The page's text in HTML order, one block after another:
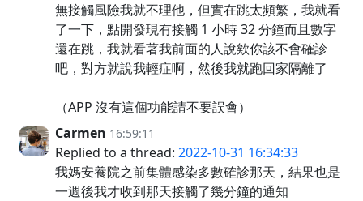
無接觸風險我就不理他，但實在跳太頻繁，我就看
了一下，點開發現有接觸 1 小時 32 分鐘而且數字
還在跳，我就看著我前面的人說欸你該不會確診
吧，對方就說我輕症啊，然後我就跑回家隔離了
（APP 沒有這個功能請不要誤會）
Carmen 16:59:11
Replied to a thread: 2022-10-31 16:34:33
我媽安養院之前集體感染多數確診那天，結果也是
一週後我才收到那天接觸了幾分鐘的通知